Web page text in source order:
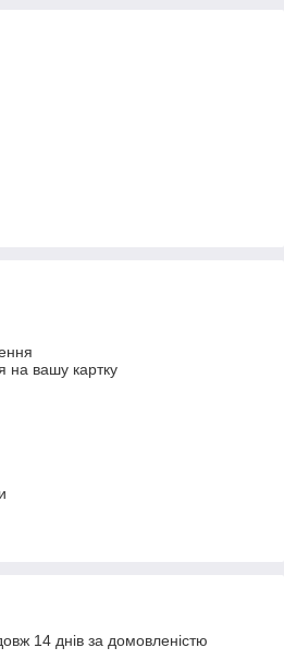
на вашу картку
14 днів за домовленістю